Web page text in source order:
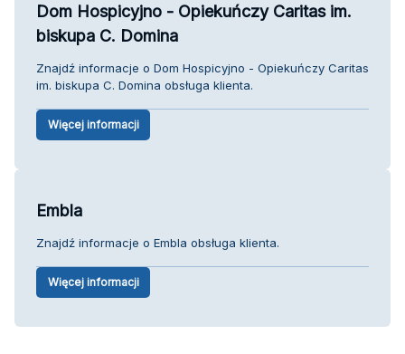
Dom Hospicyjno - Opiekuńczy Caritas im.
biskupa C. Domina
Znajdź informacje o Dom Hospicyjno - Opiekuńczy Caritas
im. biskupa C. Domina obsługa klienta.
Więcej informacji
Embla
Znajdź informacje o Embla obsługa klienta.
Więcej informacji